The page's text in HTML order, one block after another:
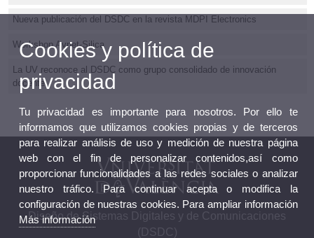
Nueva publicación del DSDC en la revista MDPI Electronics
Workshop Avnet-Silica
La UV reconoce al DSDC como grupo consolidado de innovación
docente
Diseño de Sistemas Digitales y de Comunicaciones
(DSDC)
Cookies y política de
privacidad
Tu privacidad es importante para nosotros. Por ello te
informamos que utilizamos cookies propias y de terceros
para realizar análisis de uso y medición de nuestra página
web con el fin de personalizar contenidos,así como
proporcionar funcionalidades a las redes sociales o analizar
nuestro tráfico. Para continuar acepta o modifica la
configuración de nuestras cookies. Para ampliar información
Más información